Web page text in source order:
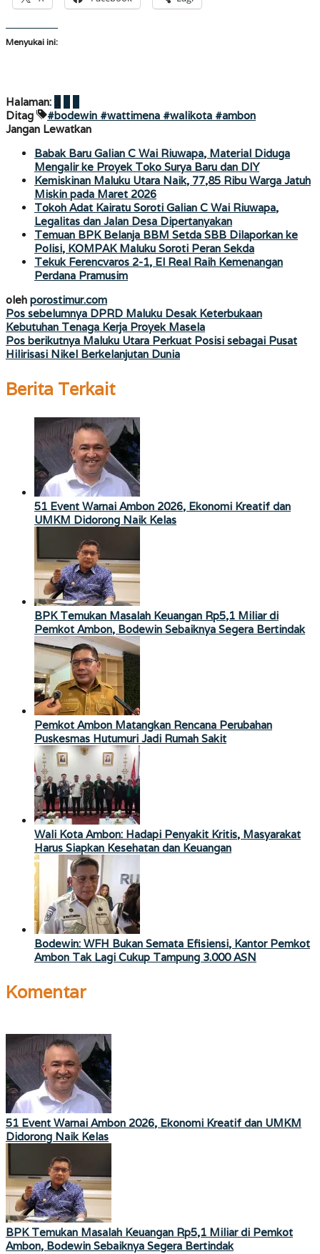
Menyukai ini:
Halaman: 1
Ditag
#bodewin #wattimena #walikota #ambon
Jangan Lewatkan
Babak Baru Galian C Wai Riuwapa, Material Diduga
Mengalir ke Proyek Toko Surya Baru dan DIY
Kemiskinan Maluku Utara Naik, 77,85 Ribu Warga Jatuh
Miskin pada Maret 2026
Tokoh Adat Kairatu Soroti Galian C Wai Riuwapa,
Legalitas dan Jalan Desa Dipertanyakan
Temuan BPK Belanja BBM Setda SBB Dilaporkan ke
Polisi, KOMPAK Maluku Soroti Peran Sekda
Tekuk Ferencvaros 2-1, El Real Raih Kemenangan
Perdana Pramusim
oleh porostimur.com
Navigasi
pos
Pos sebelumnya DPRD Maluku Desak Keterbukaan
Kebutuhan Tenaga Kerja Proyek Masela
Pos berikutnya Maluku Utara Perkuat Posisi sebagai Pusat
Hilirisasi Nikel Berkelanjutan Dunia
Berita Terkait
51 Event Warnai Ambon 2026, Ekonomi Kreatif dan
UMKM Didorong Naik Kelas
BPK Temukan Masalah Keuangan Rp5,1 Miliar di
Pemkot Ambon, Bodewin Sebaiknya Segera Bertindak
Pemkot Ambon Matangkan Rencana Perubahan
Puskesmas Hutumuri Jadi Rumah Sakit
Wali Kota Ambon: Hadapi Penyakit Kritis, Masyarakat
Harus Siapkan Kesehatan dan Keuangan
Bodewin: WFH Bukan Semata Efisiensi, Kantor Pemkot
Ambon Tak Lagi Cukup Tampung 3.000 ASN
Komentar
51 Event Warnai Ambon 2026, Ekonomi Kreatif dan UMKM
Didorong Naik Kelas
BPK Temukan Masalah Keuangan Rp5,1 Miliar di Pemkot
Ambon, Bodewin Sebaiknya Segera Bertindak